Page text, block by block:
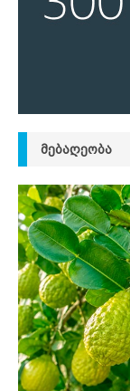
ᲛᲔᲑᲐᲦᲔᲝᲑᲐ